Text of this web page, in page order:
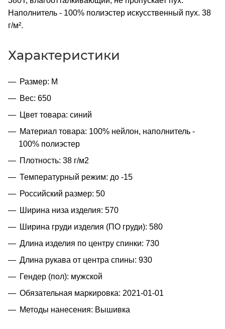
Наполнитель - 100% полиэстер искусственный пух. 38
г/м².
Характеристики
Размер: M
Вес: 650
Цвет товара: синий
Материал товара: 100% нейлон, наполнитель -
100% полиэстер
Плотность: 38 г/м2
Температурный режим: до -15
Российский размер: 50
Ширина низа изделия: 570
Ширина груди изделия (ПО груди): 580
Длина изделия по центру спинки: 730
Длина рукава от центра спины: 930
Гендер (пол): мужской
Обязательная маркировка: 2021-01-01
Методы нанесения: Вышивка